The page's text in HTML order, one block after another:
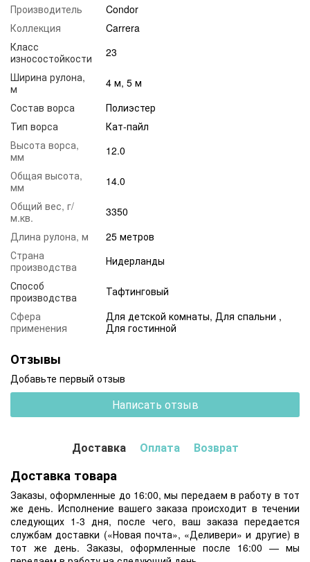
Производитель
Condor
Коллекция
Carrera
Класс
износостойкости
23
Ширина рулона,
м
4 м, 5 м
Состав ворса
Полиэстер
Тип ворса
Кат-пайл
Высота ворса,
мм
12.0
Общая высота,
мм
14.0
Общий вес, г/
м.кв.
3350
Длина рулона, м
25 метров
Страна
производства
Нидерланды
Способ
производства
Тафтинговый
Сфера
применения
Для детской комнаты, Для спальни ,
Для гостинной
Отзывы
Добавьте первый отзыв
Написать отзыв
Доставка Оплата Возврат
Доставка товара
Заказы, оформленные до 16:00, мы передаем в работу в тот
же день. Исполнение вашего заказа происходит в течении
следующих 1-3 дня, после чего, ваш заказа передается
службам доставки («Новая почта», «Деливери» и другие) в
тот же день. Заказы, оформленные после 16:00 — мы